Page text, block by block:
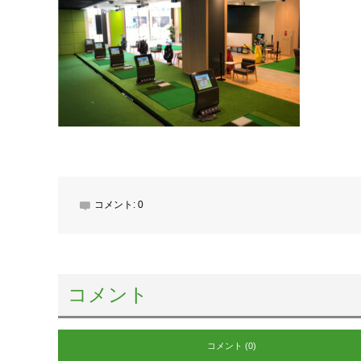
コメント: 0
コメント
コメント (0)